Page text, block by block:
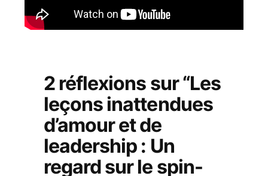
2 réflexions sur “Les
leçons inattendues
d’amour et de
leadership : Un
regard sur le spin-